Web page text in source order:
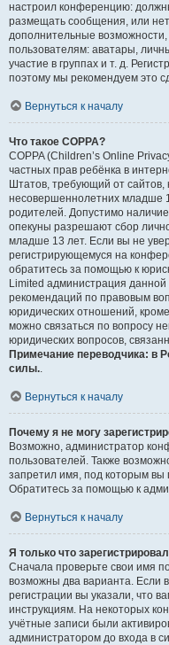
настроил конференцию:
размещать сообщения, или
дополнительные
пользователям: аватары,
участие в группах и т. д.
поэтому мы рекомендуем это
Вернуться к началу
Что такое COPPA?
COPPA (Children’s Online
частных прав ребёнка в
Штатов, требующий от
несовершеннолетних младше
родителей. Допустимо
опекуны разрешают сбор
младше 13 лет. Если вы не
регистрирующемуся на
обратитесь за помощью к
Limited администрация
рекомендаций по правовым
юридических отношений,
можно связаться по вопросу
юридических вопросов,
Примечание переводчика: в
силы..
Вернуться к началу
Почему я не могу
Возможно, администратор
пользователей. Также
запретил имя, под которым вы
Обратитесь за помощью к
Вернуться к началу
Я только что
Сначала проверьте свои имя
возможны два варианта. Если
регистрации вы указали, что
инструкциям. На некоторых
учётные записи были
администратором до входа в